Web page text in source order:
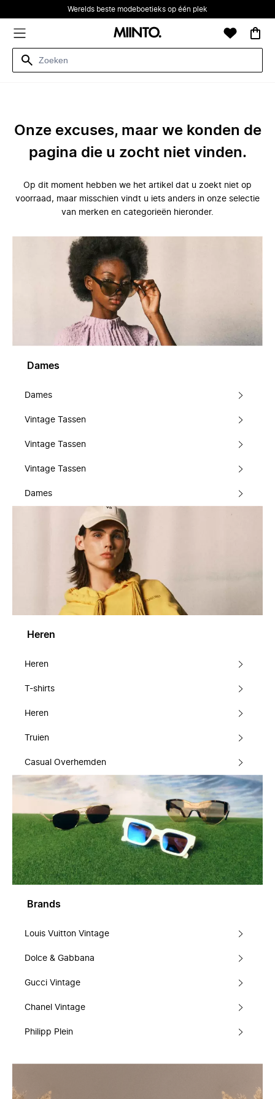
Werelds beste modeboetieks op één plek
Onze excuses, maar we konden de
pagina die u zocht niet vinden.
Op dit moment hebben we het artikel dat u zoekt niet op
voorraad, maar misschien vindt u iets anders in onze selectie
van merken en categorieën hieronder.
Dames
Dames
Vintage Tassen
Vintage Tassen
Vintage Tassen
Dames
Heren
Heren
T-shirts
Heren
Truien
Casual Overhemden
Brands
Louis Vuitton Vintage
Dolce & Gabbana
Gucci Vintage
Chanel Vintage
Philipp Plein